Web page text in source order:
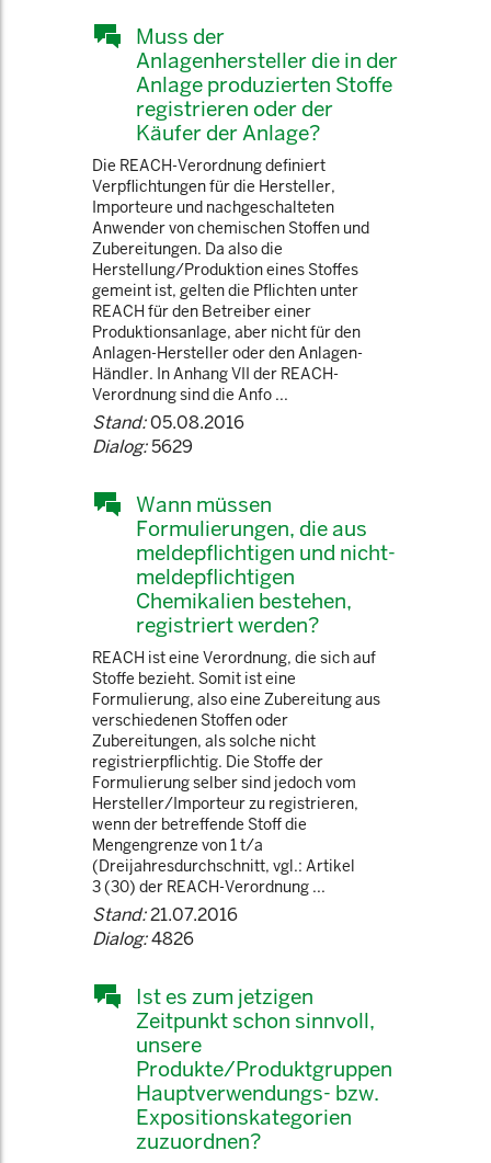
Muss der
Anlagenhersteller die in der
Anlage produzierten Stoffe
registrieren oder der
Käufer der Anlage?
Die REACH-Verordnung definiert
Verpflichtungen für die Hersteller,
Importeure und nachgeschalteten
Anwender von chemischen Stoffen und
Zubereitungen. Da also die
Herstellung/Produktion eines Stoffes
gemeint ist, gelten die Pflichten unter
REACH für den Betreiber einer
Produktionsanlage, aber nicht für den
Anlagen-Hersteller oder den Anlagen-
Händler. In Anhang VII der REACH-
Verordnung sind die Anfo ...
Stand:05.08.2016
Dialog:5629
Wann müssen
Formulierungen, die aus
meldepflichtigen und nicht-
meldepflichtigen
Chemikalien bestehen,
registriert werden?
REACH ist eine Verordnung, die sich auf
Stoffe bezieht. Somit ist eine
Formulierung, also eine Zubereitung aus
verschiedenen Stoffen oder
Zubereitungen, als solche nicht
registrierpflichtig. Die Stoffe der
Formulierung selber sind jedoch vom
Hersteller/Importeur zu registrieren,
wenn der betreffende Stoff die
Mengengrenze von 1 t/a
(Dreijahresdurchschnitt, vgl.: Artikel
3 (30) der REACH-Verordnung ...
Stand:21.07.2016
Dialog:4826
Ist es zum jetzigen
Zeitpunkt schon sinnvoll,
unsere
Produkte/Produktgruppen
Hauptverwendungs- bzw.
Expositionskategorien
zuzuordnen?